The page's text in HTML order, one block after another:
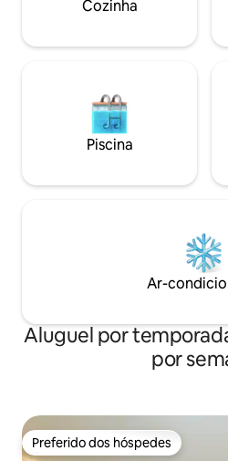
aeroporto de Van Don
Cozinha
Piscina
Ar-
Aluguel por
por
Preferido dos hóspedes
Preferido dos hóspedes